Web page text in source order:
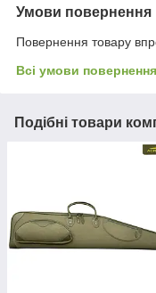
Умови повернення
Повернення товару
Всі умови повернення
Подібні товари